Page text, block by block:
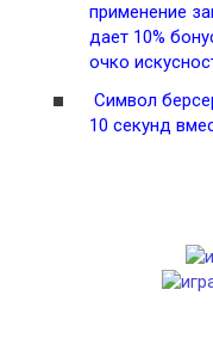
применение
дает 10%
очко
Символ
10 секунд